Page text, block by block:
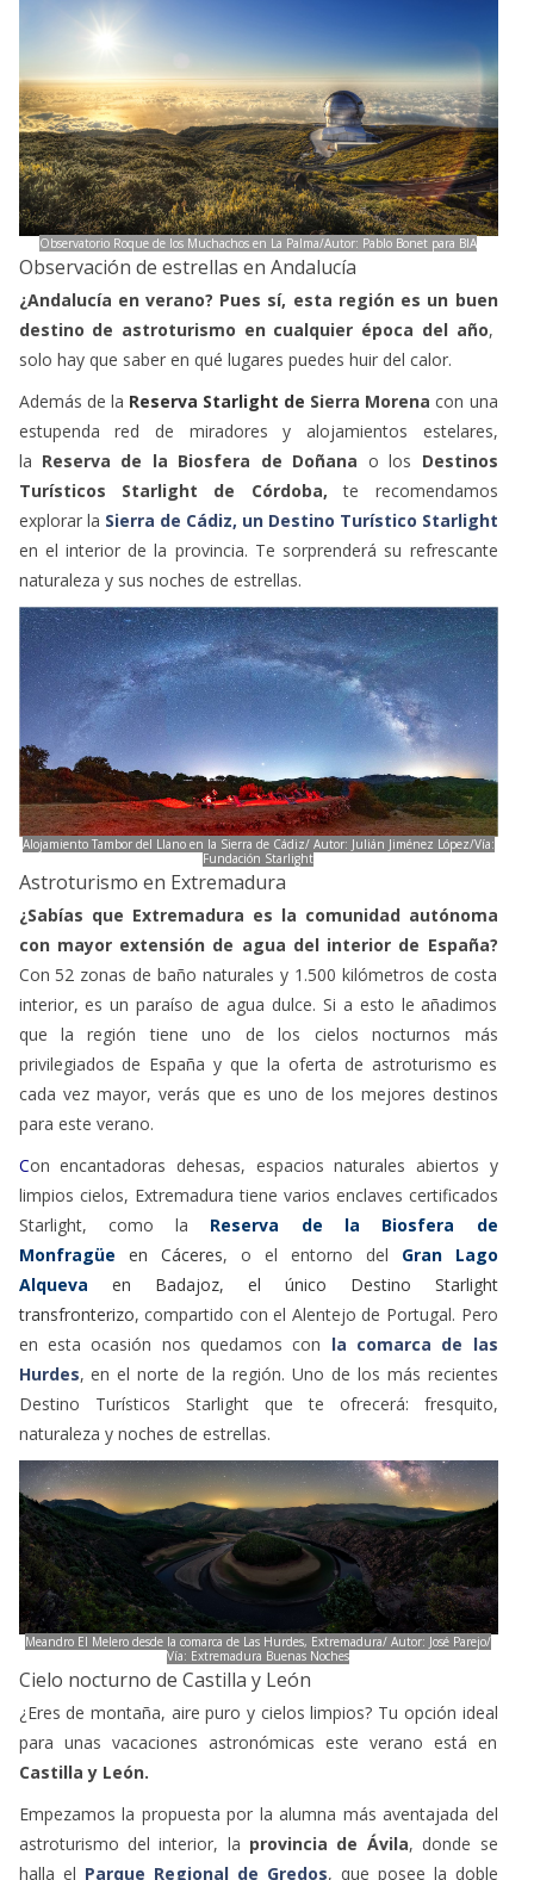
Observatorio Roque de los Muchachos en La Palma/Autor: Pablo Bonet para BIA
Observación de estrellas en Andalucía
¿Andalucía en verano? Pues sí, esta región es un buen
destino de astroturismo en cualquier época del año,
solo hay que saber en qué lugares puedes huir del calor.
Además de la Reserva Starlight de Sierra Morena con una
estupenda red de miradores y alojamientos estelares,
la Reserva de la Biosfera de Doñana o los Destinos
Turísticos Starlight de Córdoba,te recomendamos
explorar la Sierra de Cádiz, un Destino Turístico Starlight
en el interior de la provincia. Te sorprenderá su refrescante
naturaleza y sus noches de estrellas.
Alojamiento Tambor del Llano en la Sierra de Cádiz/ Autor: Julián Jiménez López/Vía:
Fundación Starlight
Astroturismo en Extremadura
¿Sabías que Extremadura es la comunidad autónoma
con mayor extensión de agua del interior de España?
Con 52 zonas de baño naturales y 1.500 kilómetros de costa
interior, es un paraíso de agua dulce. Si a esto le añadimos
que la región tiene uno de los cielos nocturnos más
privilegiados de España y que la oferta de astroturismo es
cada vez mayor, verás que es uno de los mejores destinos
para este verano.
Con encantadoras dehesas, espacios naturales abiertos y
limpios cielos, Extremadura tiene varios enclaves certificados
Starlight, como la Reserva de la Biosfera de
Monfragüe
en Cáceres, o el entorno del Gran Lago
Alqueva
en Badajoz, el único Destino Starlight
transfronterizo, compartido con el Alentejo de Portugal. Pero
en esta ocasión nos quedamos con la comarca de las
Hurdes, en el norte de la región. Uno de los más recientes
Destino Turísticos Starlight que te ofrecerá: fresquito,
naturaleza y noches de estrellas.
Meandro El Melero desde la comarca de Las Hurdes, Extremadura/ Autor: José Parejo/
Vía: Extremadura Buenas Noches
Cielo nocturno de Castilla y León
¿Eres de montaña, aire puro y cielos limpios? Tu opción ideal
para unas vacaciones astronómicas este verano está en
Castilla y León.
Empezamos la propuesta por la alumna más aventajada del
astroturismo del interior, la provincia de Ávila, donde se
halla el Parque Regional de Gredos, que posee la doble